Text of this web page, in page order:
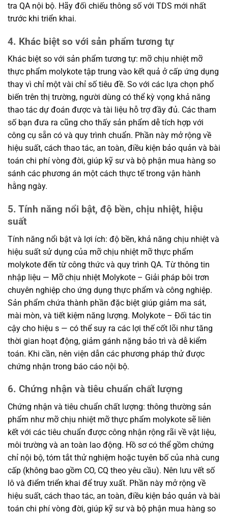
tra QA nội bộ. Hãy đối chiếu thông số với TDS mới nhất
trước khi triển khai.
4. Khác biệt so với sản phẩm tương tự
Khác biệt so với sản phẩm tương tự: mỡ chịu nhiệt mỡ
thực phẩm molykote tập trung vào kết quả ở cấp ứng dụng
thay vì chỉ một vài chỉ số tiêu đề. So với các lựa chọn phổ
biến trên thị trường, người dùng có thể kỳ vọng khả năng
thao tác dự đoán được và tài liệu hỗ trợ đầy đủ. Các tham
số bạn đưa ra cũng cho thấy sản phẩm dễ tích hợp với
công cụ sẵn có và quy trình chuẩn. Phần này mở rộng về
hiệu suất, cách thao tác, an toàn, điều kiện bảo quản và bài
toán chi phí vòng đời, giúp kỹ sư và bộ phận mua hàng so
sánh các phương án một cách thực tế trong vận hành
hằng ngày.
5. Tính năng nổi bật, độ bền, chịu nhiệt, hiệu
suất
Tính năng nổi bật và lợi ích: độ bền, khả năng chịu nhiệt và
hiệu suất sử dụng của mỡ chịu nhiệt mỡ thực phẩm
molykote đến từ công thức và quy trình QA. Từ thông tin
nhập liệu — Mỡ chịu nhiệt Molykote – Giải pháp bôi trơn
chuyên nghiệp cho ứng dụng thực phẩm và công nghiệp.
Sản phẩm chứa thành phần đặc biệt giúp giảm ma sát,
mài mòn, và tiết kiệm năng lượng. Molykote – Đối tác tin
cậy cho hiệu s — có thể suy ra các lợi thế cốt lõi như tăng
thời gian hoạt động, giảm gánh nặng bảo trì và dễ kiểm
toán. Khi cần, nên viện dẫn các phương pháp thử được
chứng nhận trong báo cáo nội bộ.
6. Chứng nhận và tiêu chuẩn chất lượng
Chứng nhận và tiêu chuẩn chất lượng: thông thường sản
phẩm như mỡ chịu nhiệt mỡ thực phẩm molykote sẽ liên
kết với các tiêu chuẩn được công nhận rộng rãi về vật liệu,
môi trường và an toàn lao động. Hồ sơ có thể gồm chứng
chỉ nội bộ, tóm tắt thử nghiệm hoặc tuyên bố của nhà cung
cấp (không bao gồm CO, CQ theo yêu cầu). Nên lưu vết số
lô và điểm triển khai để truy xuất. Phần này mở rộng về
hiệu suất, cách thao tác, an toàn, điều kiện bảo quản và bài
toán chi phí vòng đời, giúp kỹ sư và bộ phận mua hàng so